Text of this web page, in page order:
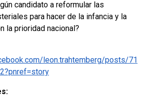
candidato a reformular las
para hacer de la infancia y la
la prioridad nacional?
leon.trahtemberg/posts/71